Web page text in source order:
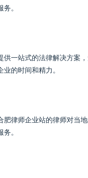
。
供一站式的法律解决方案
的时间和精力。
肥律师企业站的律师对当
。